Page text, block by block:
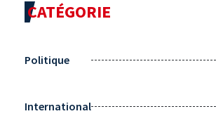
CATÉGORIE
Politique
International